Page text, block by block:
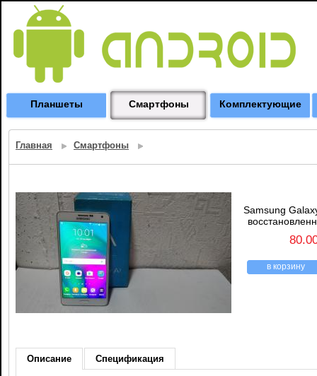
Планшеты Смартфоны Комплектующие
Главная Смартфоны
Samsung
в корзину
Описание Спецификация